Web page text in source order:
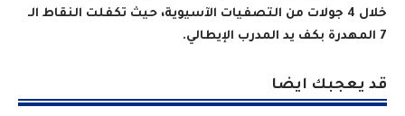
خلال 4 جولات من التصفيات الآسيوية، حيث تكفلت النقاط الـ
7 المهدرة بكف يد المدرب الإيطالي.
قد يعجبك ايضا